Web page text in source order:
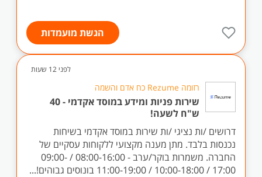
הגשת מועמדות
לפני 12 שעות
רזומה Rezume כח אדם והשמה
שירות פניות ומידע במוסד אקדמי - 40
ש"ח לשעה!
דרושים /ות נציגי /ות שירות במוסד אקדמי בשיחות
נכנסות בלבד. מתן מענה מקצועי ללקוחות עסקיים של
החברה. משמרות בוקר/ערב - 08:00-16:00 / 09:00-
17:00 / 10:00-18:00 / 11:00-19:00 בונוסים גבוהים!...